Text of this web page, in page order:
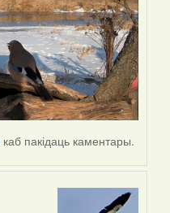
каб пакідаць каментары.